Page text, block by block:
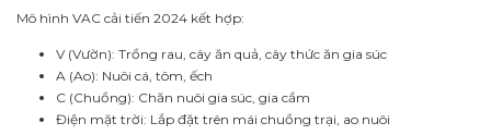
Mô hình VAC cải tiến 2024 kết hợp:
V (Vườn): Trồng rau, cây ăn quả, cây thức ăn gia súc
A (Ao): Nuôi cá, tôm, ếch
C (Chuồng): Chăn nuôi gia súc, gia cầm
Điện mặt trời: Lắp đặt trên mái chuồng trại, ao nuôi